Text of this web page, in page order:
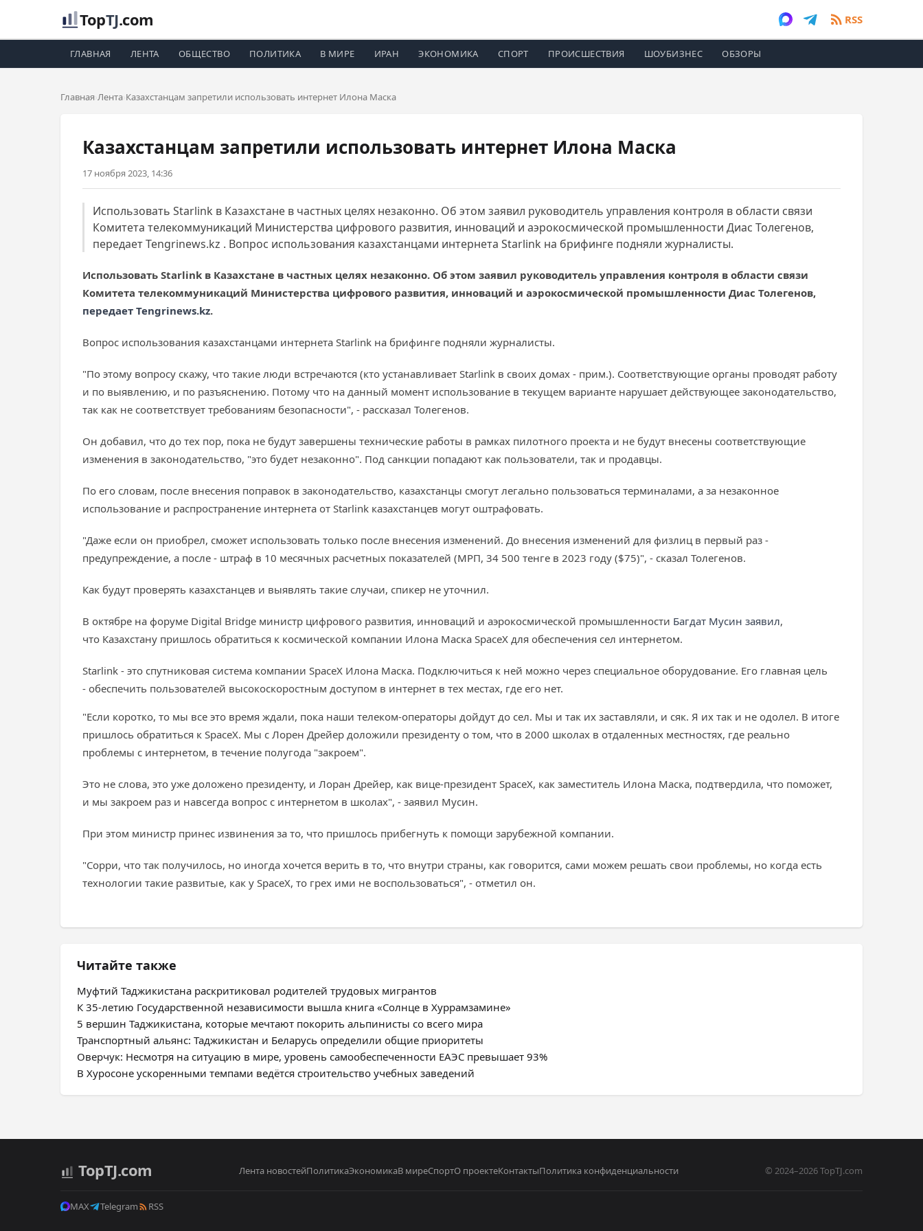
TopTJ.com RSS
ГЛАВНАЯ ЛЕНТА ОБЩЕСТВО ПОЛИТИКА В МИРЕ ИРАН ЭКОНОМИКА СПОРТ ПРОИСШЕСТВИЯ ШОУБИЗНЕС ОБЗОРЫ
Главная Лента Казахстанцам запретили использовать интернет Илона Маска
Казахстанцам запретили использовать интернет Илона Маска
17 ноября 2023, 14:36
Использовать Starlink в Казахстане в частных целях незаконно. Об этом заявил руководитель управления контроля в области связи
Комитета телекоммуникаций Министерства цифрового развития, инноваций и аэрокосмической промышленности Диас Толегенов,
передает Tengrinews.kz . Вопрос использования казахстанцами интернета Starlink на брифинге подняли журналисты.
Использовать Starlink в Казахстане в частных целях незаконно. Об этом заявил руководитель управления контроля в области связи
Комитета телекоммуникаций Министерства цифрового развития, инноваций и аэрокосмической промышленности Диас Толегенов,
передает Tengrinews.kz.
Вопрос использования казахстанцами интернета Starlink на брифинге подняли журналисты.
"По этому вопросу скажу, что такие люди встречаются (кто устанавливает Starlink в своих домах - прим.). Соответствующие органы проводят работу
и по выявлению, и по разъяснению. Потому что на данный момент использование в текущем варианте нарушает действующее законодательство,
так как не соответствует требованиям безопасности", - рассказал Толегенов.
Он добавил, что до тех пор, пока не будут завершены технические работы в рамках пилотного проекта и не будут внесены соответствующие
изменения в законодательство, "это будет незаконно". Под санкции попадают как пользователи, так и продавцы.
По его словам, после внесения поправок в законодательство, казахстанцы смогут легально пользоваться терминалами, а за незаконное
использование и распространение интернета от Starlink казахстанцев могут оштрафовать.
"Даже если он приобрел, сможет использовать только после внесения изменений. До внесения изменений для физлиц в первый раз -
предупреждение, а после - штраф в 10 месячных расчетных показателей (МРП, 34 500 тенге в 2023 году ($75)", - сказал Толегенов.
Как будут проверять казахстанцев и выявлять такие случаи, спикер не уточнил.
В октябре на форуме Digital Bridge министр цифрового развития, инноваций и аэрокосмической промышленности Багдат Мусин заявил,
что Казахстану пришлось обратиться к космической компании Илона Маска SpaceX для обеспечения сел интернетом.
Starlink - это спутниковая система компании SpaceX Илона Маска. Подключиться к ней можно через специальное оборудование. Его главная цель
- обеспечить пользователей высокоскоростным доступом в интернет в тех местах, где его нет.
"Если коротко, то мы все это время ждали, пока наши телеком-операторы дойдут до сел. Мы и так их заставляли, и сяк. Я их так и не одолел. В итоге
пришлось обратиться к SpaceX. Мы с Лорен Дрейер доложили президенту о том, что в 2000 школах в отдаленных местностях, где реально
проблемы с интернетом, в течение полугода "закроем".
Это не слова, это уже доложено президенту, и Лоран Дрейер, как вице-президент SpaceX, как заместитель Илона Маска, подтвердила, что поможет,
и мы закроем раз и навсегда вопрос с интернетом в школах", - заявил Мусин.
При этом министр принес извинения за то, что пришлось прибегнуть к помощи зарубежной компании.
"Сорри, что так получилось, но иногда хочется верить в то, что внутри страны, как говорится, сами можем решать свои проблемы, но когда есть
технологии такие развитые, как у SpaceX, то грех ими не воспользоваться", - отметил он.
Читайте также
Муфтий Таджикистана раскритиковал родителей трудовых мигрантов
К 35-летию Государственной независимости вышла книга «Солнце в Хуррамзамине»
5 вершин Таджикистана, которые мечтают покорить альпинисты со всего мира
Транспортный альянс: Таджикистан и Беларусь определили общие приоритеты
Оверчук: Несмотря на ситуацию в мире, уровень самообеспеченности ЕАЭС превышает 93%
В Хуросоне ускоренными темпами ведётся строительство учебных заведений
TopTJ.com Лента новостейПолитикаЭкономикаВ миреСпортО проектеКонтактыПолитика конфиденциальности © 2024–2026 TopTJ.com
MAX Telegram RSS